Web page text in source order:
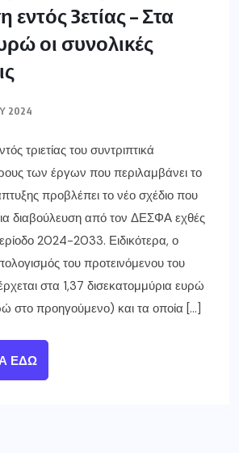
εντός 3ετίας – Στα
οι συνολικές
2024
τριετίας του συντριπτικά
των έργων που περιλαμβάνει το
προβλέπει το νέο σχέδιο που
διαβούλευση από τον ΔΕΣΦΑ εχθές
2024-2033. Ειδικότερα, ο
του προτεινόμενου του
στα 1,37 δισεκατομμύρια ευρώ
στο προηγούμενο) και τα οποία […]
ΕΔΏ